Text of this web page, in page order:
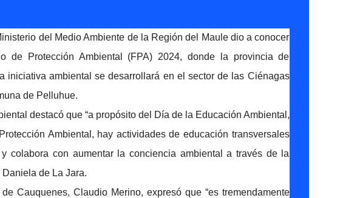
del Medio Ambiente de la Región del Maule dio a conocer
de Protección Ambiental (FPA) 2024, donde la provincia de
iniciativa ambiental se desarrollará en el sector de las Ciénagas
de Pelluhue.
destacó que “a propósito del Día de la Educación Ambiental,
Ambiental, hay actividades de educación transversales
colabora con aumentar la conciencia ambiental a través de la
de La Jara.
Cauquenes, Claudio Merino, expresó que “es tremendamente